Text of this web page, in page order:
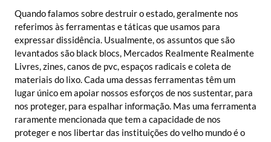
Quando falamos sobre destruir o estado, geralmente nos
referimos às ferramentas e táticas que usamos para
expressar dissidência. Usualmente, os assuntos que são
levantados são black blocs, Mercados Realmente Realmente
Livres, zines, canos de pvc, espaços radicais e coleta de
materiais do lixo. Cada uma dessas ferramentas têm um
lugar único em apoiar nossos esforços de nos sustentar, para
nos proteger, para espalhar informação. Mas uma ferramenta
raramente mencionada que tem a capacidade de nos
proteger e nos libertar das instituições do velho mundo é o